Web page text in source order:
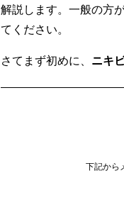
解説します。一般の方
てください。
さてまず初めに、 ニキ
下記から